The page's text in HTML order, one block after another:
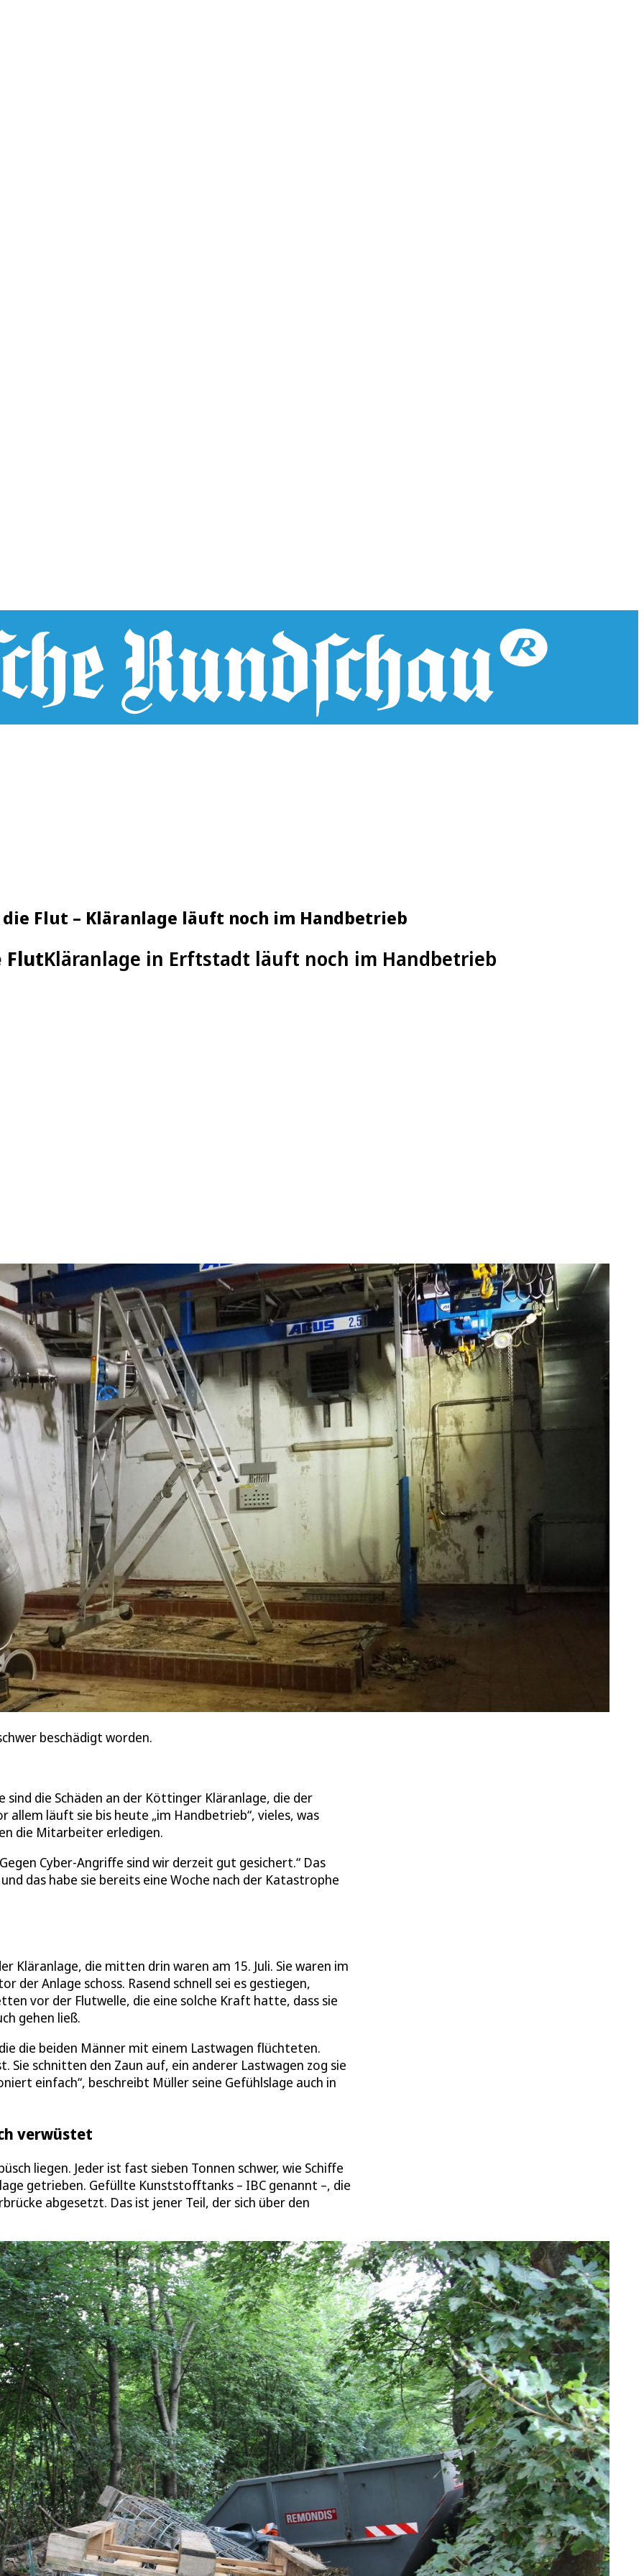
Flut – Kläranlage läuft noch im Handbetrieb
FlutKläranlage in Erftstadt läuft noch im Handbetrieb
beschädigt worden.
die Schäden an der Köttinger Kläranlage, die der
läuft sie bis heute „im Handbetrieb“, vieles, was
die Mitarbeiter erledigen.
Cyber-Angriffe sind wir derzeit gut gesichert.“ Das
das habe sie bereits eine Woche nach der Katastrophe
die mitten drin waren am 15. Juli. Sie waren im
der Anlage schoss. Rasend schnell sei es gestiegen,
vor der Flutwelle, die eine solche Kraft hatte, dass sie
gehen ließ.
die beiden Männer mit einem Lastwagen flüchteten.
schnitten den Zaun auf, ein anderer Lastwagen zog sie
einfach“, beschreibt Müller seine Gefühlslage auch in
verwüstet
liegen. Jeder ist fast sieben Tonnen schwer, wie Schiffe
getrieben. Gefüllte Kunststofftanks – IBC genannt –, die
abgesetzt. Das ist jener Teil, der sich über den